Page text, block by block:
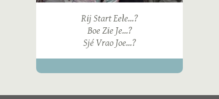
Rij Start Eele...?
Boe Zie Je...?
Sjé Vrao Joe...?